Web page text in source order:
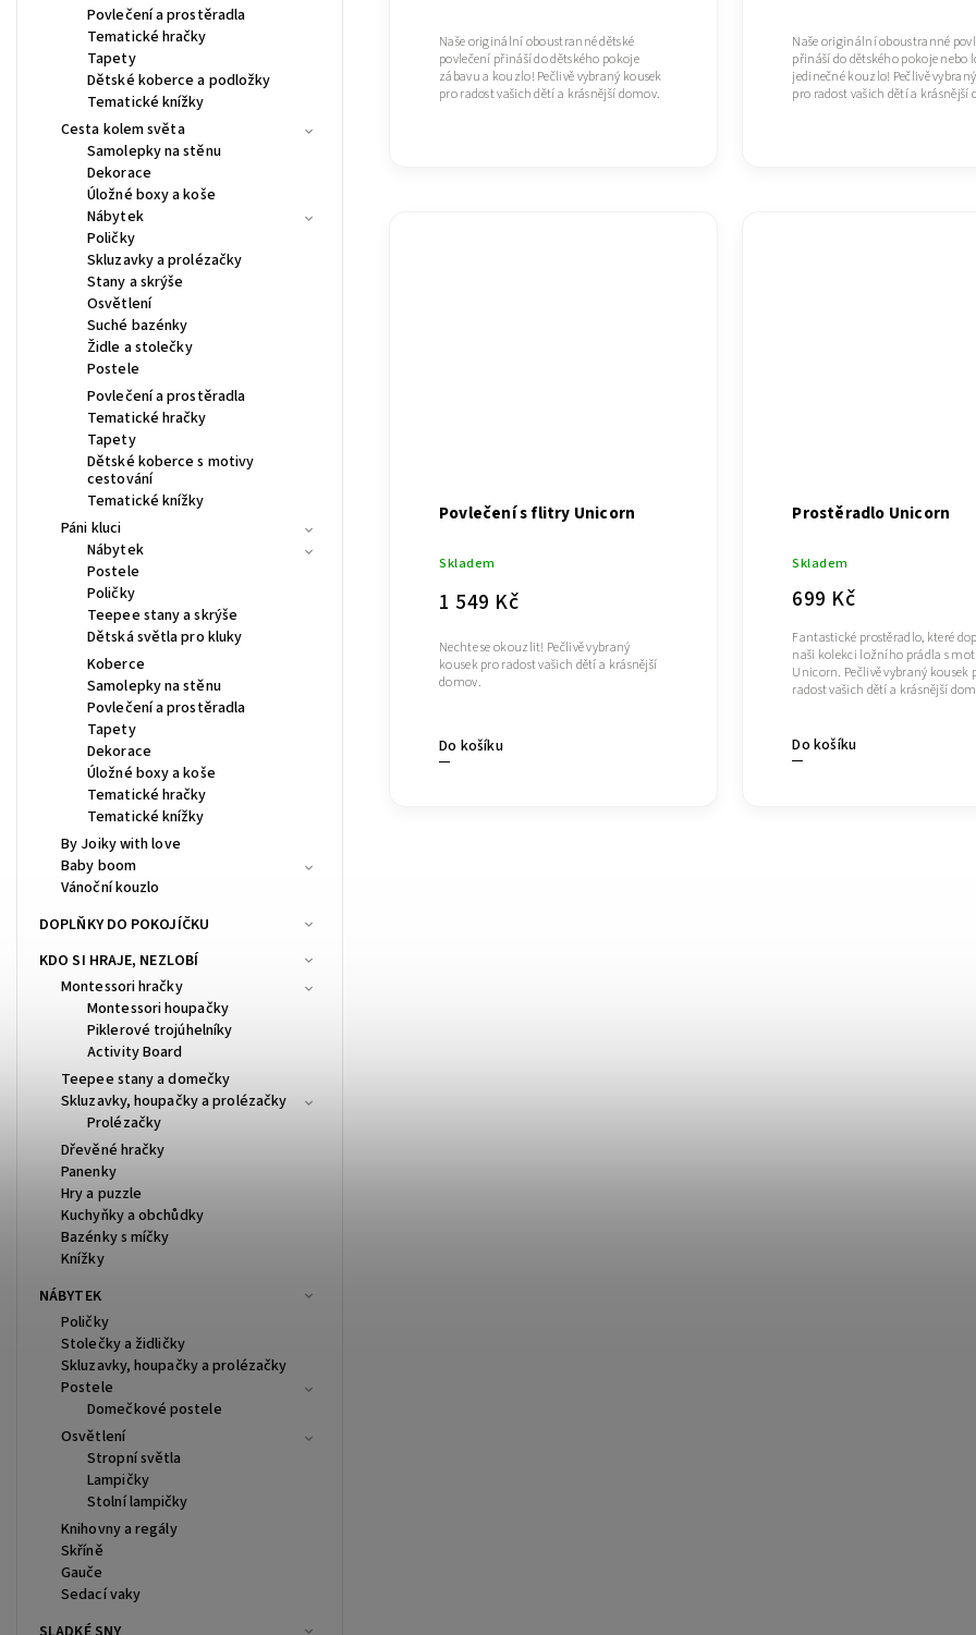
Povlečení a prostěradla
Tematické hračky
Tapety
Dětské koberce a podložky
Tematické knížky
Cesta kolem světa
Samolepky na stěnu
Dekorace
Úložné boxy a koše
Nábytek
Poličky
Skluzavky a prolézačky
Stany a skrýše
Osvětlení
Suché bazénky
Židle a stolečky
Postele
Povlečení a prostěradla
Tematické hračky
Tapety
Dětské koberce s motivy
cestování
Tematické knížky
Páni kluci
Nábytek
Postele
Poličky
Teepee stany a skrýše
Dětská světla pro kluky
Koberce
Samolepky na stěnu
Povlečení a prostěradla
Tapety
Dekorace
Úložné boxy a koše
Tematické hračky
Tematické knížky
By Joiky with love
Baby boom
Vánoční kouzlo
DOPLŇKY DO POKOJÍČKU
KDO SI HRAJE, NEZLOBÍ
Montessori hračky
Montessori houpačky
Piklerové trojúhelníky
Activity Board
Teepee stany a domečky
Skluzavky, houpačky a prolézačky
Prolézačky
Dřevěné hračky
Panenky
Hry a puzzle
Kuchyňky a obchůdky
Bazénky s míčky
Knížky
NÁBYTEK
Poličky
Stolečky a židličky
Skluzavky, houpačky a prolézačky
Postele
Domečkové postele
Osvětlení
Stropní světla
Lampičky
Stolní lampičky
Knihovny a regály
Skříně
Gauče
Sedací vaky
Naše originální oboustranné dětské
povlečení přináší do dětského pokoje
zábavu a kouzlo! Pečlivě vybraný kousek
pro radost vašich dětí a krásnější domov.
Naše originální oboustranné
přináší do dětského pokoje nebo
jedinečné kouzlo! Pečlivě
pro radost vašich dětí a krásnější
Povlečení s flitry Unicorn
Skladem
1 549 Kč
Do košíku
Nechte se okouzlit! Pečlivě vybraný
kousek pro radost vašich dětí a krásnější
domov.
Prostěradlo Unicorn
Skladem
699 Kč
Do košíku
Fantastické prostěradlo, které
naši kolekci ložního prádla s
Unicorn. Pečlivě vybraný kousek
radost vašich dětí a krásnější